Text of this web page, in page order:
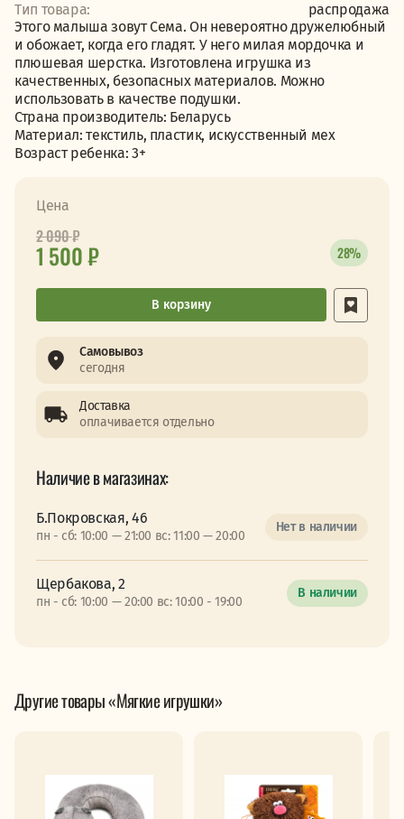
Тип товара:
распродажа
Этого малыша зовут Сема. Он невероятно дружелюбный
и обожает, когда его гладят. У него милая мордочка и
плюшевая шерстка. Изготовлена игрушка из
качественных, безопасных материалов. Можно
использовать в качестве подушки.
Страна производитель: Беларусь
Материал: текстиль, пластик, искусственный мех
Возраст ребенка: 3+
Цена
1 500 ₽
2 090₽
28%
В корзину
Самовывоз
сегодня
Доставка
оплачивается отдельно
Наличие в магазинах:
Б.Покровская, 46
пн - сб: 10:00 — 21:00 вс: 11:00 — 20:00
Нет в наличии
Щербакова, 2
пн - сб: 10:00 — 20:00 вс: 10:00 - 19:00
В наличии
Другие товары «Мягкие игрушки»